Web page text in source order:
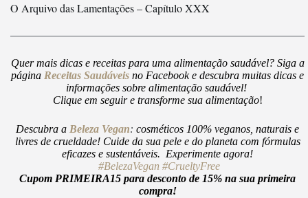
O Arquivo das Lamentações – Capítulo XXX
Quer mais dicas e receitas para uma alimentação saudável? Siga a
página Receitas Saudáveis no Facebook e descubra muitas dicas e
informações sobre alimentação saudável!
Clique em seguir e transforme sua alimentação!
Descubra a Beleza Vegan: cosméticos 100% veganos, naturais e
livres de crueldade! Cuide da sua pele e do planeta com fórmulas
eficazes e sustentáveis. Experimente agora!
#BelezaVegan #CrueltyFree
Cupom PRIMEIRA15 para desconto de 15% na sua primeira
compra!